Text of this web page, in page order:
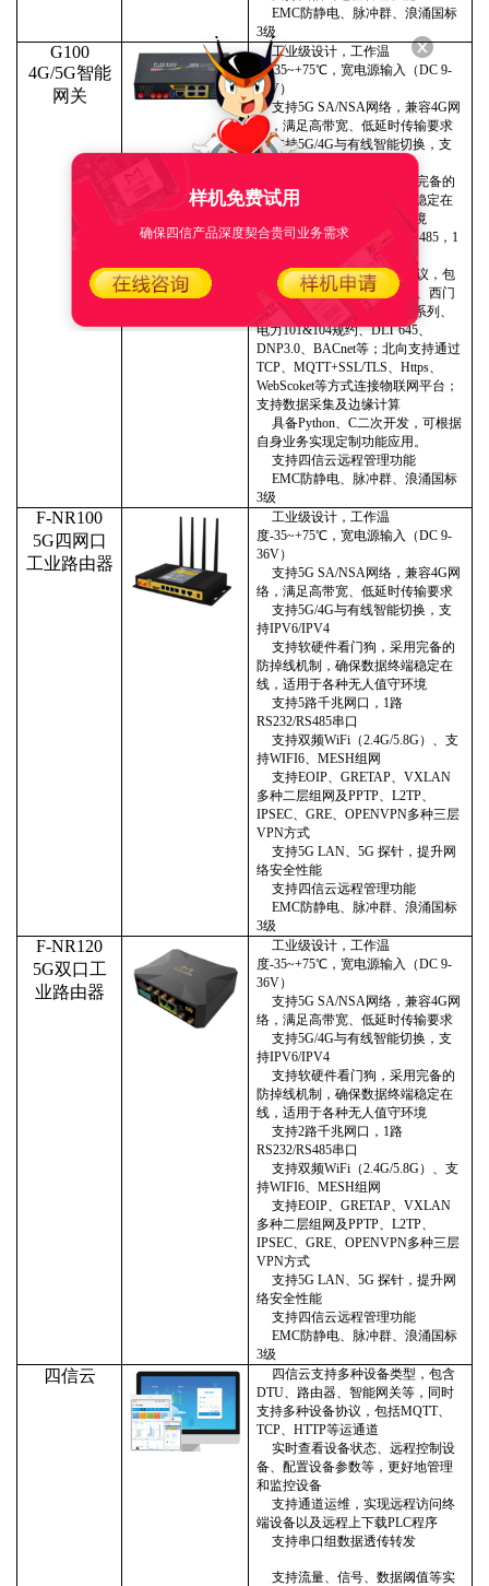
EMC防静电、脉冲群、浪涌国标
3级
G100
4G/5G智能
网关
工业级设计，工作温
度-35~+75℃，宽电源输入（DC 9-
36V）
支持5G SA/NSA网络，兼容4G网
络，满足高带宽、低延时传输要求
支持5G/4G与有线智能切换，支
支持软硬件看门狗，采用完备的
防掉线机制，
稳定在
适用于各种无人值守环境
支持5路千兆网口 5路RS485 ， 1
南向支持主流工业设备协议，包
Modbus RTU/Modbus TCP、西门
子系列、欧姆龙系列、三菱系列、
电力101&104规约、DLT 645、
DNP3.0、BACnet等；北向支持通过
TCP、MQTT+SSL/TLS、Https、
WebScoket等方式连接物联网平台；
支持数据采集及边缘计算
具备Python、C二次开发，可根据
自身业务实现定制功能应用。
支持四信云远程管理功能
EMC防静电、脉冲群、浪涌国标
3级
F-NR100
5G 四网口
工业路由器
工业级设计，工作温
度-35~+75℃，宽电源输入（DC 9-
36V）
支持5G SA/NSA网络，兼容4G网
络，满足高带宽、低延时传输要求
支持5G/4G与有线智能切换，支
持IPV6/IPV4
支持软硬件看门狗，采用完备的
防掉线机制，确保数据终端稳定在
线 ，适用于各种无人值守环境
支持5路千兆网口 ， 1路
RS232/RS485串口
支持双频WiFi（2.4G/5.8G）、支
持WIFI6、MESH组网
支持EOIP、GRETAP、VXLAN
多种二层组网及PPTP、L2TP、
IPSEC、GRE、OPENVPN多种三层
VPN方式
支持5G LAN、5G 探针，提升网
络安全性能
支持四信云远程管理功能
EMC防静电、脉冲群、浪涌国标
3级
F-NR120
5G双口工
业路由器
工业级设计，工作温
度-35~+75℃，宽电源输入（DC 9-
36V）
支持5G SA/NSA网络，兼容4G网
络，满足高带宽、低延时传输要求
支持5G/4G与有线智能切换，支
持IPV6/IPV4
支持软硬件看门狗，采用完备的
防掉线机制，确保数据终端稳定在
线 ，适用于各种无人值守环境
支持2路千兆网口 ， 1路
RS232/RS485串口
支持双频WiFi（2.4G/5.8G）、支
持WIFI6、MESH组网
支持EOIP、GRETAP、VXLAN
多种二层组网及PPTP、L2TP、
IPSEC、GRE、OPENVPN多种三层
VPN方式
支持5G LAN、5G 探针，提升网
络安全性能
支持四信云远程管理功能
EMC防静电、脉冲群、浪涌国标
3级
四信云
四信云⽀持多种设备类型，包含
DTU、路由器、智能⽹关等，同时
⽀持多种设备协议，包括MQTT、
TCP、HTTP等运通道
实时查看设备状态、远程控制设
备、配置设备参数等，更好地管理
和监控设备
支持通道运维，实现远程访问终
端设备以及远程上下载PLC程序
支持串口组数据透传转发
支持流量、信号、数据阈值等实
样机免费试用
确保四信产品深度契合贵司业务需求